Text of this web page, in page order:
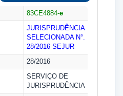
83CE4884-e
JURISPRUDÊNCIA
SELECIONADA N°.
28/2016 SEJUR
28/2016
SERVIÇO DE
JURISPRUDÊNCIA